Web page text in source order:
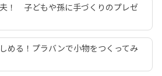
！ 子どもや孫に手づくりのプレゼ
める！プラバンで小物をつくってみ